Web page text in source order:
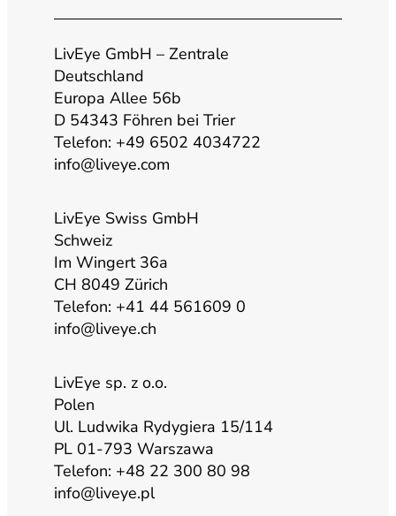
t
b
t
g
e
k
LivEye GmbH – Zentrale
Deutschland
Europa Allee 56b
D 54343 Föhren bei Trier
Telefon: +49 6502 4034722
info@liveye.com
LivEye Swiss GmbH
Schweiz
Im Wingert 36a
CH 8049 Zürich
Telefon: +41 44 561609 0
info@liveye.ch
LivEye sp. z o.o.
Polen
Ul. Ludwika Rydygiera 15/114
PL 01-793 Warszawa
Telefon: +48 22 300 80 98
info@liveye.pl